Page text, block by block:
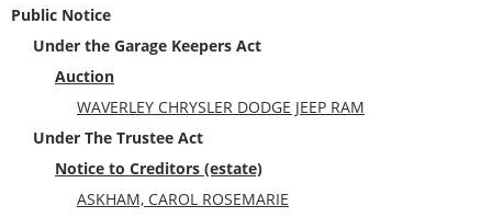
Public Notice
Under the Garage Keepers Act
Auction
WAVERLEY CHRYSLER DODGE JEEP RAM
Under The Trustee Act
Notice to Creditors (estate)
ASKHAM, CAROL ROSEMARIE